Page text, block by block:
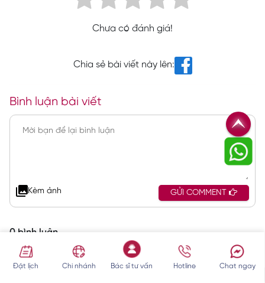
Chưa có đánh giá!
Chia sẻ bài viết này lên:
Bình luận bài viết
Kèm ảnh GỬI COMMENT
0 bình luận
Đặt lịch Chi nhánh Bác sĩ tư vấn Hotline Chat ngay